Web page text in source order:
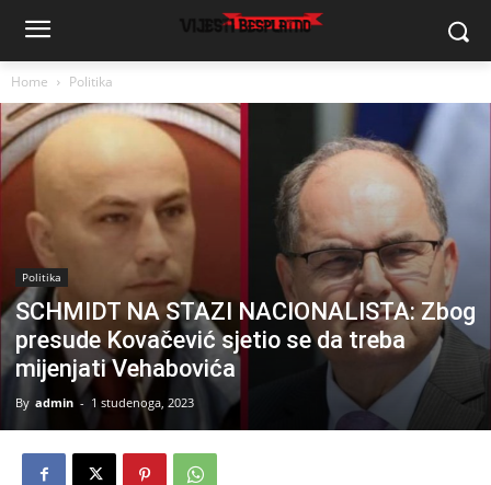
Home Politika
Politika
SCHMIDT NA STAZI NACIONALISTA: Zbog
presude Kovačević sjetio se da treba
mijenjati Vehabovića
By admin - 1 studenoga, 2023